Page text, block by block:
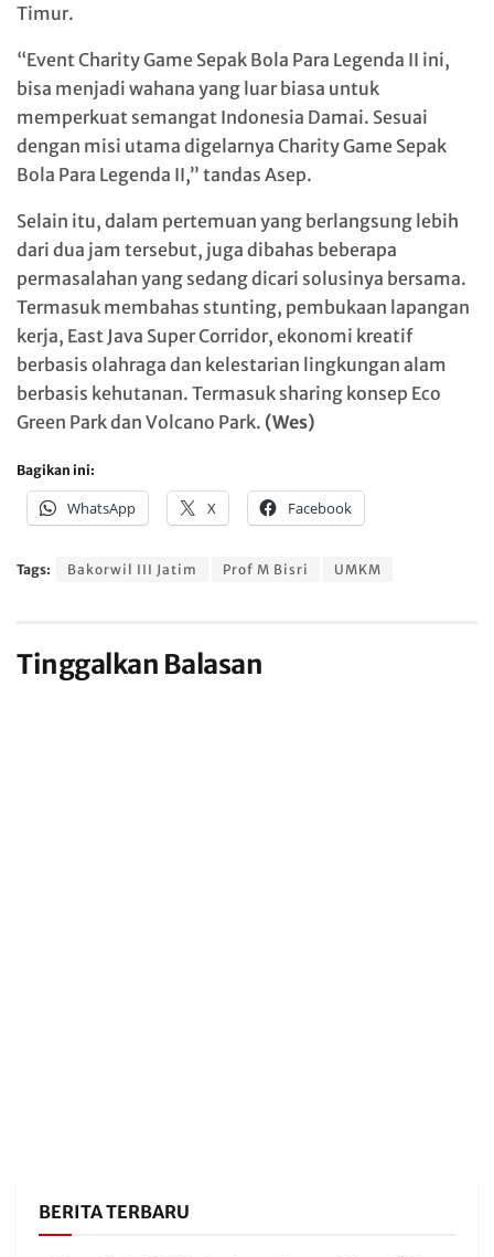
Timur.
“Event Charity Game Sepak Bola Para Legenda II ini,
bisa menjadi wahana yang luar biasa untuk
memperkuat semangat Indonesia Damai. Sesuai
dengan misi utama digelarnya Charity Game Sepak
Bola Para Legenda II,” tandas Asep.
Selain itu, dalam pertemuan yang berlangsung lebih
dari dua jam tersebut, juga dibahas beberapa
permasalahan yang sedang dicari solusinya bersama.
Termasuk membahas stunting, pembukaan lapangan
kerja, East Java Super Corridor, ekonomi kreatif
berbasis olahraga dan kelestarian lingkungan alam
berbasis kehutanan. Termasuk sharing konsep Eco
Green Park dan Volcano Park. (Wes)
Bagikan ini:
WhatsApp X Facebook
Tags: Bakorwil III Jatim Prof M Bisri UMKM
Tinggalkan Balasan
BERITA TERBARU